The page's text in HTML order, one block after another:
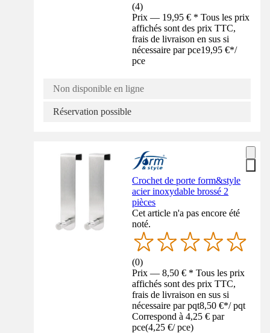
(4)
Prix — 19,95 € * Tous les prix
affichés sont des prix TTC,
frais de livraison en sus si
nécessaire par pce19,95 €*/
pce
Non disponible en ligne
Réservation possible
Crochet de porte form&style
acier inoxydable brossé 2
pièces
Cet article n'a pas encore été
noté.
(0)
Prix — 8,50 € * Tous les prix
affichés sont des prix TTC,
frais de livraison en sus si
nécessaire par pqt8,50 €*/ pqt
Correspond à 4,25 € par
pce(4,25 €/ pce)